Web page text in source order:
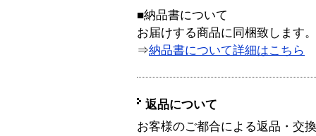
■納品書について
お届けする商品に同梱致します。
⇒納品書について詳細はこちら
返品について
お客様のご都合による返品・交